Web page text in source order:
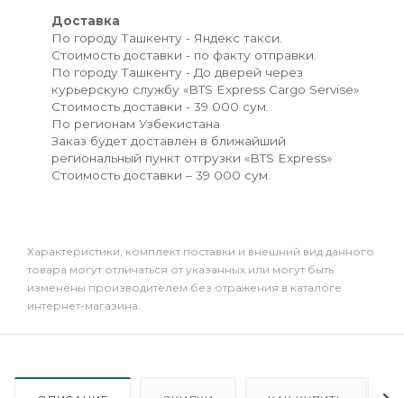
Доставка
По городу Ташкенту - Яндекс такси.
Стоимость доставки - по факту отправки.
По городу Ташкенту - До дверей через
курьерскую службу «BTS Express Cargo Servise»
Стоимость доставки - 39 000 сум.
По регионам Узбекистана
Заказ будет доставлен в ближайший
региональный пункт отгрузки «BTS Express»
Стоимость доставки – 39 000 сум.
Xарактеристики, комплект поставки и внешний вид данного
товара могут отличаться от указанных или могут быть
изменены производителем без отражения в каталоге
интернет-магазина.